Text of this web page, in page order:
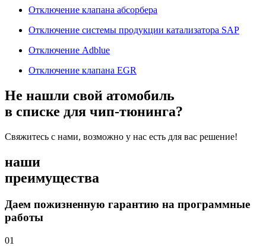
Отключение клапана абсорбера
Отключение системы продукции катализатора SAP
Отключение Adblue
Отключение клапана EGR
Не нашли свой атомобиль
в списке для чип-тюнинга?
Свяжитесь с нами, возможно у нас есть для вас решение!
наши
преимущества
Даем пожизненную гарантию на программные
работы
01